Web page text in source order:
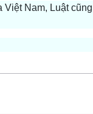
Nam, Luật